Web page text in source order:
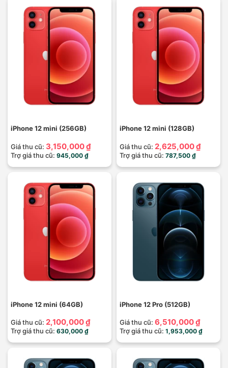
iPhone 12 mini (256GB)
Giá thu cũ: 3,150,000 ₫
Trợ giá thu cũ: 945,000 ₫
iPhone 12 mini (128GB)
Giá thu cũ: 2,625,000 ₫
Trợ giá thu cũ: 787,500 ₫
iPhone 12 mini (64GB)
Giá thu cũ: 2,100,000 ₫
Trợ giá thu cũ: 630,000 ₫
iPhone 12 Pro (512GB)
Giá thu cũ: 6,510,000 ₫
Trợ giá thu cũ: 1,953,000 ₫